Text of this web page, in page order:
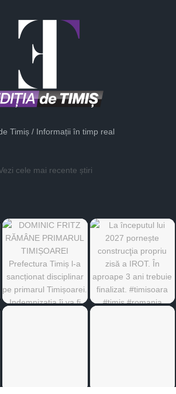
Timiș / Informații în timp real
cele mai recente știri